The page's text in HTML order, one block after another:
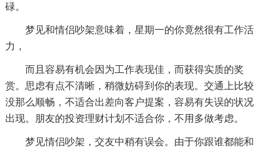
碌。
梦见和情侣吵架意味着，星期一的你竟然很有工作活
力，
而且容易有机会因为工作表现佳，而获得实质的奖
赏。思虑有点不清晰，稍微妨碍到你的表现。交通上比较
没那么顺畅，不适合出差向客户提案，容易有失误的状况
出现。朋友的投资理财计划不适合你，不用多做考虑。
梦见情侣吵架，交友中稍有误会。由于你跟谁都能和